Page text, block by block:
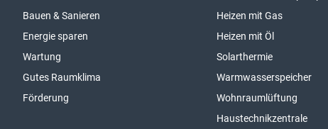
Bauen & Sanieren
Energie sparen
Wartung
Gutes Raumklima
Förderung
Heizen mit Gas
Heizen mit Öl
Solarthermie
Warmwasserspeicher
Wohnraumlüftung
Haustechnikzentrale